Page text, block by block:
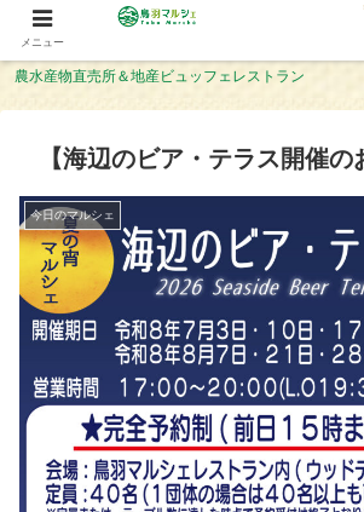
農水産物直売所＆地産ビュッフェレストラン
【海辺のビア・テラス開催の
今日のマルシェ
メニュー